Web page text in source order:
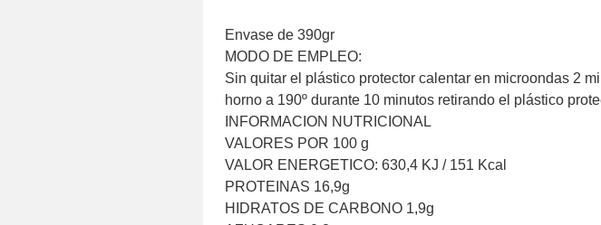
Envase de 390gr
MODO DE EMPLEO:
Sin quitar el plástico protector calentar en microondas 2
horno a 190º durante 10 minutos retirando el plástico
INFORMACION NUTRICIONAL
VALORES POR 100 g
VALOR ENERGETICO: 630,4 KJ / 151 Kcal
PROTEINAS 16,9g
HIDRATOS DE CARBONO 1,9g